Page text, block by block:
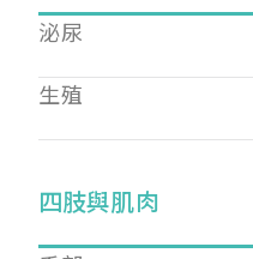
泌尿
生殖
四肢與肌肉
您已成
您好，您的會員申請，